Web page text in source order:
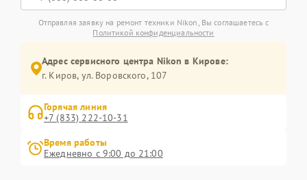
Отправляя заявку на ремонт техники Nikon, Вы соглашаетесь с
Политикой конфиденциальности
Адрес сервисного центра Nikon в Кирове:
г. Киров, ул. Воровского, 107
Горячая линия
+7 (833) 222-10-31
Время работы
Ежедневно с 9:00 до 21:00